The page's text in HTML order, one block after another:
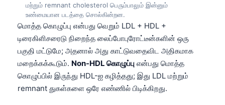
மற்றும் remnant cholesterol பெரும்பாலும் இன்னும்
உண்மையான படத்தை சொல்கின்றன.
மொத்த கொழுப்பு என்பது வெறும் LDL + HDL +
டிரைகிளிசரைடு நிறைந்த லைப்போபுரோட்டீன்களின் ஒரு
பகுதி மட்டுமே; அதனால் அது காட்டுவதைவிட அதிகமாக
மறைக்கக்கூடும். Non-HDL கொழுப்பு என்பது மொத்த
கொழுப்பில் இருந்து HDL-ஐ கழித்தது; இது LDL மற்றும்
remnant துகள்களை ஒரே எண்ணில் பிடிக்கிறது.
Kiswahili
አማርኛ
Українська
O‘zbekcha
Català
Қазақ тілі